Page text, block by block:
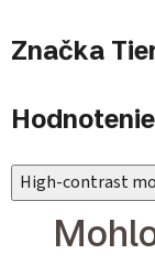
Značka
Hodnotenie
High-contrast